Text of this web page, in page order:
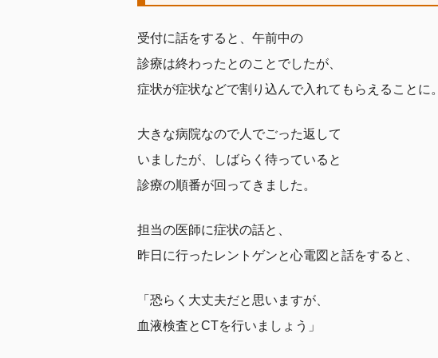
受付に話をすると、午前中の
診療は終わったとのことでしたが、
症状が症状などで割り込んで入れてもらえることに。
大きな病院なので人でごった返して
いましたが、しばらく待っていると
診療の順番が回ってきました。
担当の医師に症状の話と、
昨日に行ったレントゲンと心電図と話をすると、
「恐らく大丈夫だと思いますが、
血液検査とCTを行いましょう」